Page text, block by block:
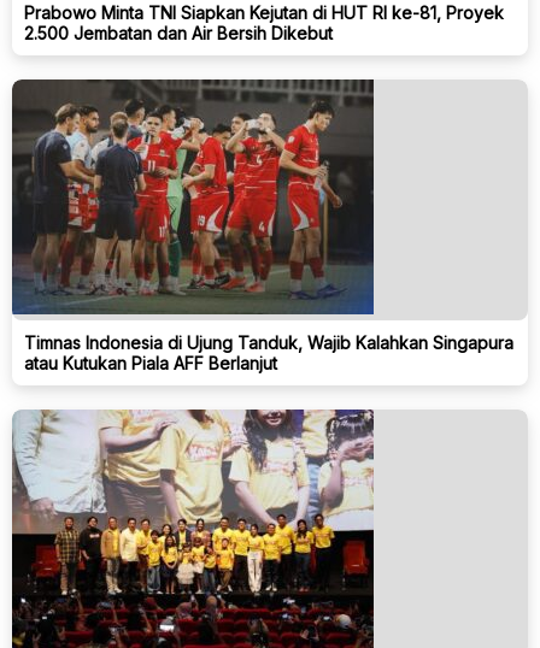
Prabowo Minta TNI Siapkan Kejutan di HUT RI ke-81, Proyek
2.500 Jembatan dan Air Bersih Dikebut
Timnas Indonesia di Ujung Tanduk, Wajib Kalahkan Singapura
atau Kutukan Piala AFF Berlanjut